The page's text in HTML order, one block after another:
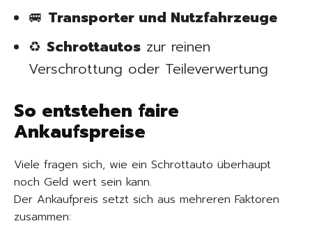
🚐 Transporter und Nutzfahrzeuge
♻️ Schrottautos zur reinen
Verschrottung oder Teileverwertung
So entstehen faire
Ankaufspreise
Viele fragen sich, wie ein Schrottauto überhaupt
noch Geld wert sein kann.
Der Ankaufpreis setzt sich aus mehreren Faktoren
zusammen: